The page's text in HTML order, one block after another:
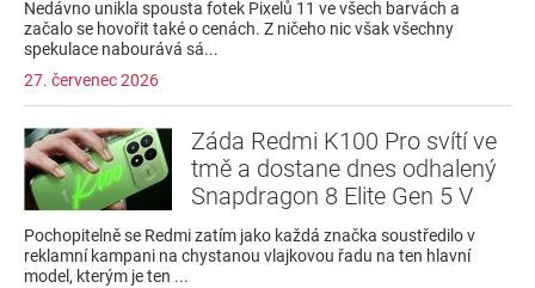
Nedávno unikla spousta fotek Pixelů 11 ve všech barvách a
začalo se hovořit také o cenách. Z ničeho nic však všechny
spekulace nabourává sá...
27. červenec 2026
Záda Redmi K100 Pro svítí ve
tmě a dostane dnes odhalený
Snapdragon 8 Elite Gen 5 V
Pochopitelně se Redmi zatím jako každá značka soustředilo v
reklamní kampani na chystanou vlajkovou řadu na ten hlavní
model, kterým je ten ...